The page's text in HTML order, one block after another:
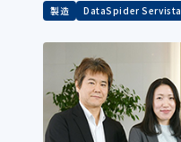
製造 DataSpider Servista